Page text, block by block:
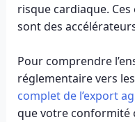
risque cardiaque.
sont des
Pour comprendre
réglementaire vers
complet de l’export
que votre conformité